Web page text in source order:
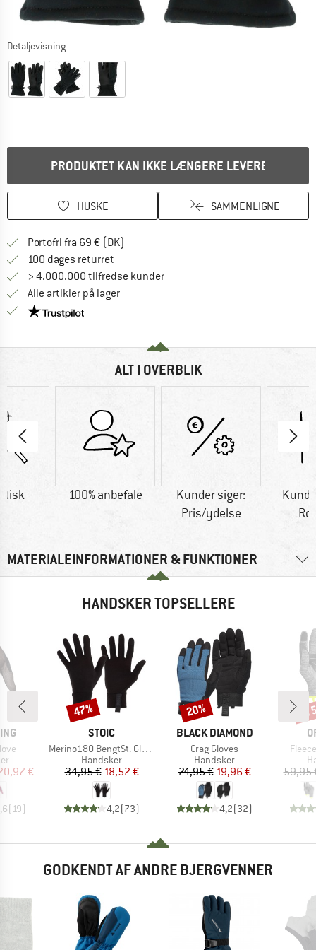
Detaljevisning
PRODUKTET KAN IKKE LÆNGERE LEVERES
HUSKE SAMMENLIGNE
Portofri fra 69 € (DK)
100 dages returret
> 4.000.000 tilfredse kunder
Alle artikler på lager
Vi er Trustpilot-certificeret - oplysningerne får du
ALT I OVERBLIK
100% anbefale
Kunder siger:
Pris/ydelse
MATERIALEINFORMATIONER & FUNKTIONER
HANDSKER TOPSELLERE
pris
€
(19)
MÆRKE
STOIC
Artikel
Merino180 BengtSt. Glove
Produktgruppe
Handsker
Pris
34,95 €Nedsat pris
18,52 €
4,2(73)
Rabat
47%
MÆRKE
BLACK DIAMOND
Artikel
Crag Gloves
Produktgruppe
Handsker
Pris
24,95 €Nedsat pris
19,96 €
4,2(32)
Rabat
20%
Artikel
59,95
GODKENDT AF ANDRE BJERGVENNER